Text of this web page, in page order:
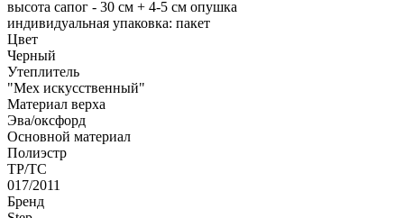
высота сапог - 30 см + 4-5 см опушка
индивидуальная упаковка: пакет
Цвет
Черный
Утеплитель
"Мех искусственный"
Материал верха
Эва/оксфорд
Оcновной материал
Полиэстр
ТР/ТС
017/2011
Бренд